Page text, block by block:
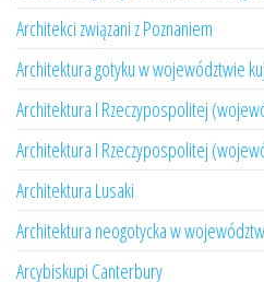
Architekci związani z Poznaniem
Architektura gotyku w województwie
Architektura I Rzeczypospolitej
Architektura I Rzeczypospolitej
Architektura Lusaki
Architektura neogotycka w
Arcybiskupi Canterbury